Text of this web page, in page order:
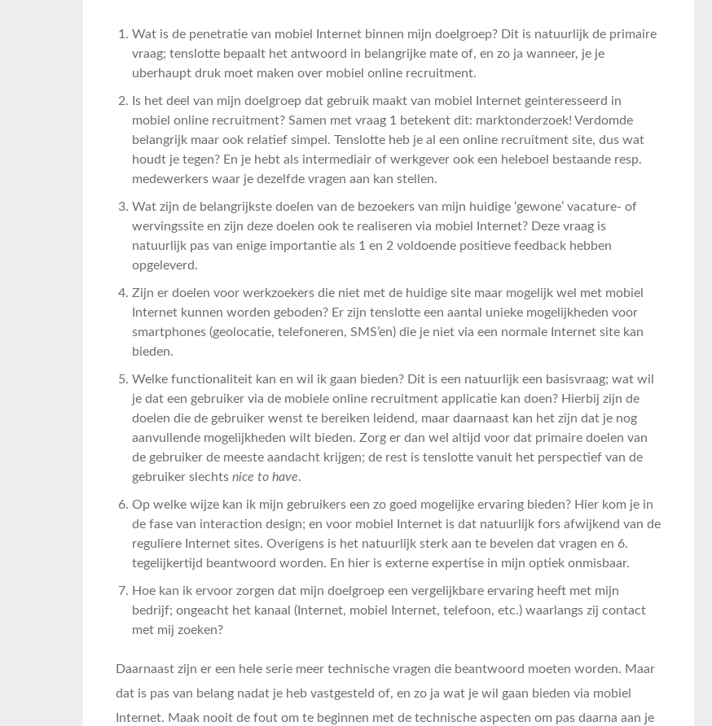
Wat is de penetratie van mobiel Internet binnen mijn doelgroep? Dit is natuurlijk de primaire
vraag; tenslotte bepaalt het antwoord in belangrijke mate of, en zo ja wanneer, je je
uberhaupt druk moet maken over mobiel online recruitment.
Is het deel van mijn doelgroep dat gebruik maakt van mobiel Internet geinteresseerd in
mobiel online recruitment? Samen met vraag 1 betekent dit: marktonderzoek! Verdomde
belangrijk maar ook relatief simpel. Tenslotte heb je al een online recruitment site, dus wat
houdt je tegen? En je hebt als intermediair of werkgever ook een heleboel bestaande resp.
medewerkers waar je dezelfde vragen aan kan stellen.
Wat zijn de belangrijkste doelen van de bezoekers van mijn huidige ‘gewone’ vacature- of
wervingssite en zijn deze doelen ook te realiseren via mobiel Internet? Deze vraag is
natuurlijk pas van enige importantie als 1 en 2 voldoende positieve feedback hebben
opgeleverd.
Zijn er doelen voor werkzoekers die niet met de huidige site maar mogelijk wel met mobiel
Internet kunnen worden geboden? Er zijn tenslotte een aantal unieke mogelijkheden voor
smartphones (geolocatie, telefoneren, SMS’en) die je niet via een normale Internet site kan
bieden.
Welke functionaliteit kan en wil ik gaan bieden? Dit is een natuurlijk een basisvraag; wat wil
je dat een gebruiker via de mobiele online recruitment applicatie kan doen? Hierbij zijn de
doelen die de gebruiker wenst te bereiken leidend, maar daarnaast kan het zijn dat je nog
aanvullende mogelijkheden wilt bieden. Zorg er dan wel altijd voor dat primaire doelen van
de gebruiker de meeste aandacht krijgen; de rest is tenslotte vanuit het perspectief van de
gebruiker slechts nice to have.
Op welke wijze kan ik mijn gebruikers een zo goed mogelijke ervaring bieden? Hier kom je in
de fase van interaction design; en voor mobiel Internet is dat natuurlijk fors afwijkend van de
reguliere Internet sites. Overigens is het natuurlijk sterk aan te bevelen dat vragen en 6.
tegelijkertijd beantwoord worden. En hier is externe expertise in mijn optiek onmisbaar.
Hoe kan ik ervoor zorgen dat mijn doelgroep een vergelijkbare ervaring heeft met mijn
bedrijf; ongeacht het kanaal (Internet, mobiel Internet, telefoon, etc.) waarlangs zij contact
met mij zoeken?
Daarnaast zijn er een hele serie meer technische vragen die beantwoord moeten worden. Maar
dat is pas van belang nadat je heb vastgesteld of, en zo ja wat je wil gaan bieden via mobiel
Internet. Maak nooit de fout om te beginnen met de technische aspecten om pas daarna aan je